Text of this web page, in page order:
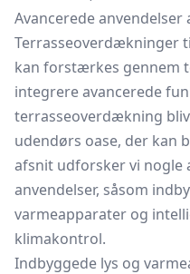
Avancerede
Terrasseoverdækninger
kan forstærkes gennem
integrere avancerede
terrasseoverdækning
udendørs oase, der kan
afsnit udforsker vi nogle
anvendelser, såsom
varmeapparater og
klimakontrol.
Indbyggede lys og